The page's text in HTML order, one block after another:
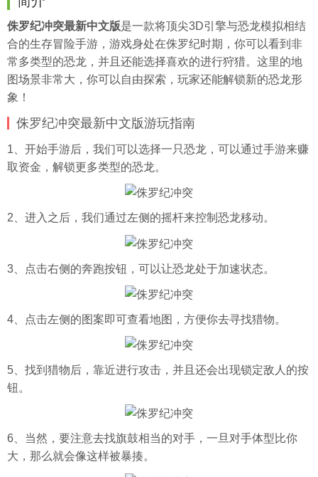
侏罗纪冲突最新中文版是一款将顶尖3D引擎与恐龙模拟相结
合的生存冒险手游，游戏身处在侏罗纪时期，你可以看到非
常多类型的恐龙，并且还能选择喜欢的进行狩猎。这里的地
图场景非常大，你可以自由探索，玩家还能解锁新的恐龙形
象！
侏罗纪冲突最新中文版游玩指南
1、开始手游后，我们可以选择一只恐龙，可以通过手游来赚
取资金，解锁更多类型的恐龙。
2、进入之后，我们通过左侧的摇杆来控制恐龙移动。
3、点击右侧的奔跑按钮，可以让恐龙处于加速状态。
4、点击左侧的图案即可查看地图，方便你去寻找猎物。
5、找到猎物后，靠近进行攻击，并且还会出现锁定敌人的按
钮。
6、当然，要注意去找旗鼓相当的对手，一旦对手体型比你
大，那么就会像这样被暴揍。